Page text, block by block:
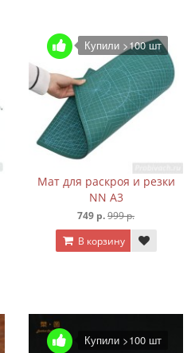
Купили >100 шт
Мат для раскроя и резки
NN А3
749 р.999 р.
В корзину
Купили >100 шт